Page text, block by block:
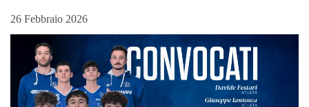
26 Febbraio 2026